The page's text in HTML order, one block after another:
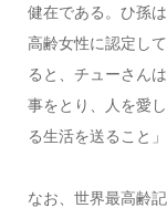
健在である。ひ孫
高齢女性に認定し
ると、チューさん
事をとり、人を愛
る生活を送ること
なお、世界最高齢